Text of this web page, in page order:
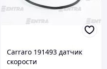
Carraro 191493 датчик
скорости